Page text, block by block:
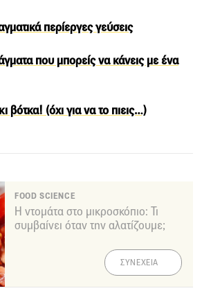
περίεργες γεύσεις
που μπορείς να κάνεις με ένα
βότκα! (όχι για να το πιεις…)
FOOD SCIENCE
Η ντομάτα στο μικροσκόπιο: Τι
συμβαίνει όταν την αλατίζουμε;
ΣΥΝΕΧΕΙΑ